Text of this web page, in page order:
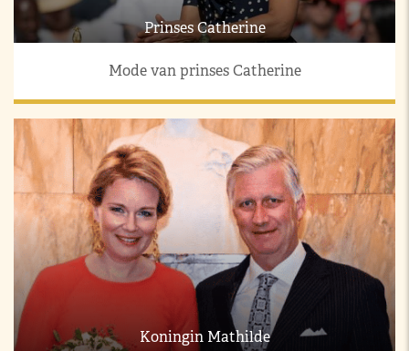
Prinses Catherine
Mode van prinses Catherine
Koningin Mathilde